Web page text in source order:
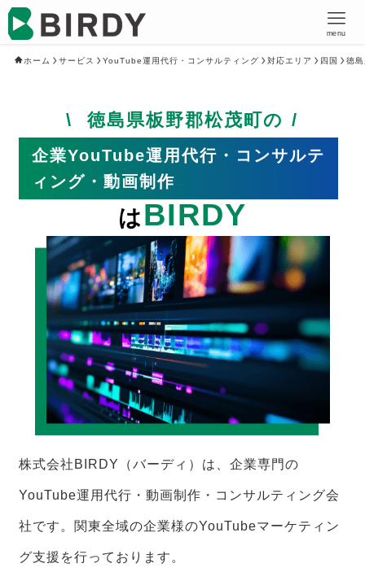
menu
ホーム サービス YouTube運用代行・コンサルティング 対応エリア 四国 徳
徳島県板野郡松茂町の
企業YouTube運用代行・コンサルテ
ィング・動画制作
はBIRDY
株式会社BIRDY（バーディ）は、企業専門の
YouTube運用代行・動画制作・コンサルティング会
社です。関東全域の企業様のYouTubeマーケティン
グ支援を行っております。